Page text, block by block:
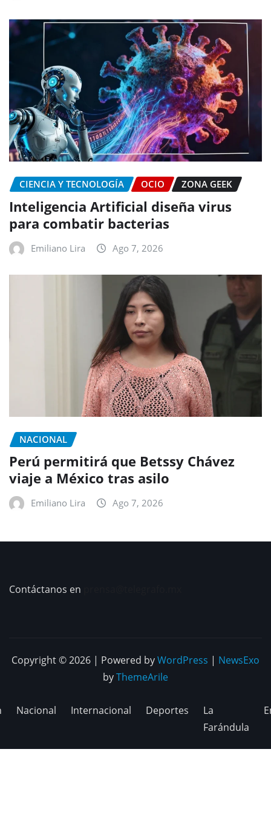
CIENCIA Y TECNOLOGÍA OCIO ZONA GEEK
Inteligencia Artificial diseña virus
para combatir bacterias
Emiliano Lira Ago 7, 2026
NACIONAL
Perú permitirá que Betssy Chávez
viaje a México tras asilo
Emiliano Lira Ago 7, 2026
Contáctanos en
Copyright © 2026 | Powered byWordPress | NewsExo
byThemeArile
Nacional Internacional Deportes
La
Farándula